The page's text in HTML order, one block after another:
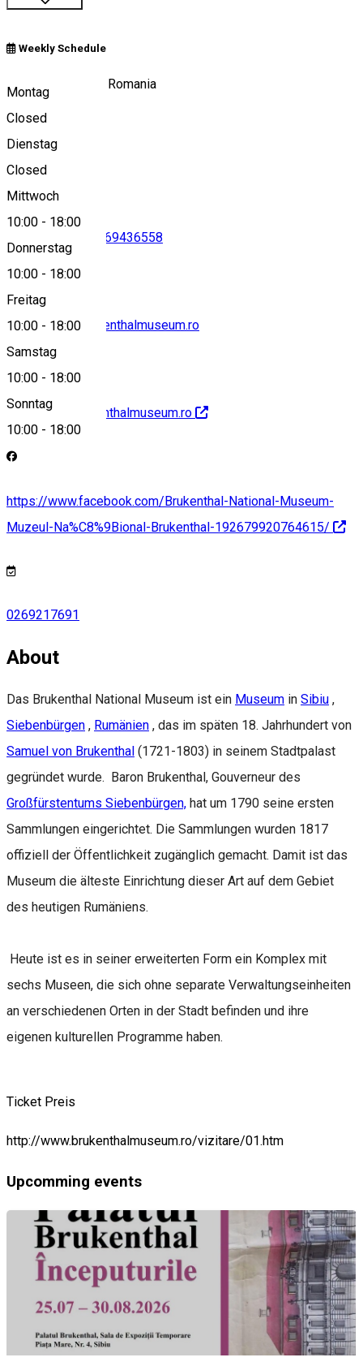
Weekly Schedule
Montag
Closed
Dienstag
Closed
Mittwoch
10:00 - 18:00
Donnerstag
10:00 - 18:00
Freitag
10:00 - 18:00
Samstag
10:00 - 18:00
Sonntag
10:00 - 18:00
Piața Mare, Sibiu, Romania
View on map
0269436558
secretariat@brukenthalmuseum.ro
http://www.brukenthalmuseum.ro
https://www.facebook.com/Brukenthal-National-Museum-
Muzeul-Na%C8%9Bional-Brukenthal-192679920764615/
0269217691
About
Das Brukenthal National Museum ist ein Museum in Sibiu ,
Siebenbürgen , Rumänien , das im späten 18. Jahrhundert von
Samuel von Brukenthal (1721-1803) in seinem Stadtpalast
gegründet wurde. Baron Brukenthal, Gouverneur des
Großfürstentums Siebenbürgen, hat um 1790 seine ersten
Sammlungen eingerichtet. Die Sammlungen wurden 1817
offiziell der Öffentlichkeit zugänglich gemacht. Damit ist das
Museum die älteste Einrichtung dieser Art auf dem Gebiet
des heutigen Rumäniens.
Heute ist es in seiner erweiterten Form ein Komplex mit
sechs Museen, die sich ohne separate Verwaltungseinheiten
an verschiedenen Orten in der Stadt befinden und ihre
eigenen kulturellen Programme haben.
Ticket Preis
http://www.brukenthalmuseum.ro/vizitare/01.htm
Upcomming events